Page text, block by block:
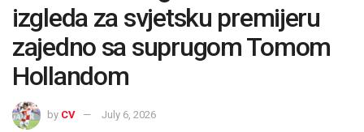
izgleda za svjetsku premijeru
zajedno sa suprugom Tomom
Hollandom
by CV July 6, 2026